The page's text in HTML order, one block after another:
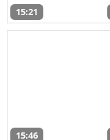
15:21
15:46